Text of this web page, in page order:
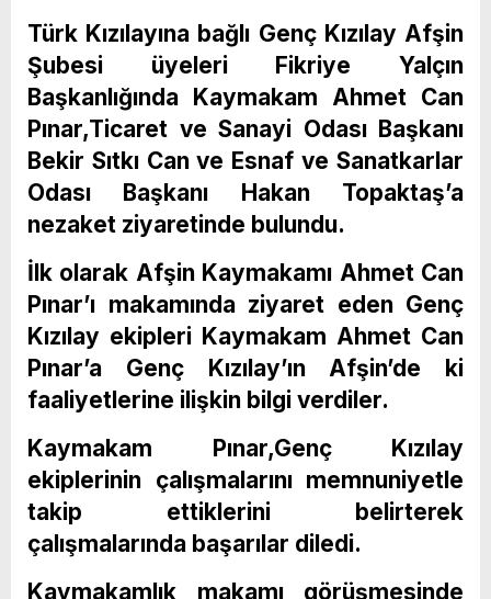
Türk Kızılayına bağlı Genç Kızılay Afşin
Şubesi üyeleri Fikriye Yalçın
Başkanlığında Kaymakam Ahmet Can
Pınar,Ticaret ve Sanayi Odası Başkanı
Bekir Sıtkı Can ve Esnaf ve Sanatkarlar
Odası Başkanı Hakan Topaktaş’a
nezaket ziyaretinde bulundu.
İlk olarak Afşin Kaymakamı Ahmet Can
Pınar’ı makamında ziyaret eden Genç
Kızılay ekipleri Kaymakam Ahmet Can
Pınar’a Genç Kızılay’ın Afşin’de ki
faaliyetlerine ilişkin bilgi verdiler.
Kaymakam Pınar,Genç Kızılay
ekiplerinin çalışmalarını memnuniyetle
takip ettiklerini belirterek
çalışmalarında başarılar diledi.
Kaymakamlık makamı görüşmesinde